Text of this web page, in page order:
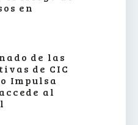
en
de las
de CIC
Impulsa
al